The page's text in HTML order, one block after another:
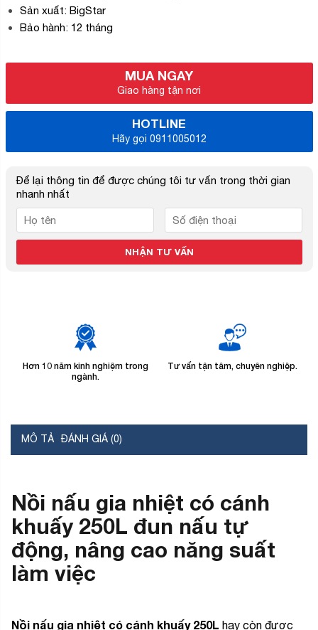
Sản xuất: BigStar
Bảo hành: 12 tháng
MUA NGAY
Giao hàng tận nơi
HOTLINE
Hãy gọi 0911005012
Để lại thông tin để được chúng tôi tư vấn trong thời gian
nhanh nhất
Hơn 10 năm kinh nghiệm trong
ngành.
Tư vấn tận tâm, chuyên nghiệp.
MÔ TẢ ĐÁNH GIÁ (0)
Nồi nấu gia nhiệt có cánh
khuấy 250L đun nấu tự
động, nâng cao năng suất
làm việc
Nồi nấu gia nhiệt có cánh khuấy 250L hay còn được